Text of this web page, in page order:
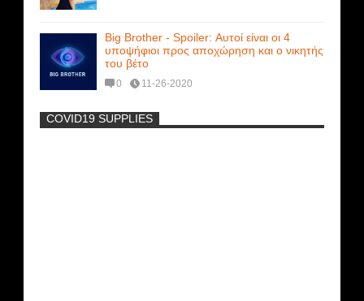
Big Brother - Spoiler: Αυτοί είναι οι 4
υποψήφιοι προς αποχώρηση και ο νικητής
του βέτο
0 11-26-2020
-
COVID19 SUPPLIES